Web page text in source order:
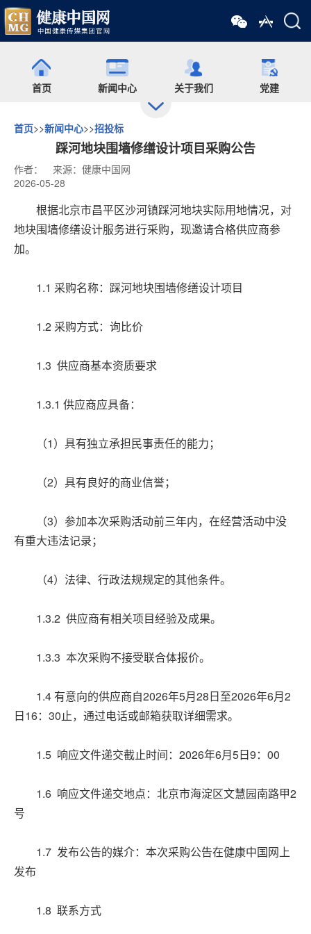
首页 新闻中心 关于我们 党建
出版 食药网
药师在线
微信矩阵
首页>>新闻中心>>招投标
踩河地块围墙修缮设计项目采购公告
作者：
来源：健康中国网
2026-05-28
根据北京市昌平区沙河镇踩河地块实际用地情况，对
地块围墙修缮设计服务进行采购，现邀请合格供应商参
加。
1.1 采购名称：踩河地块围墙修缮设计项目
1.2 采购方式：询比价
1.3 供应商基本资质要求
1.3.1 供应商应具备：
（1）具有独立承担民事责任的能力；
（2）具有良好的商业信誉；
（3）参加本次采购活动前三年内，在经营活动中没
有重大违法记录；
（4）法律、行政法规规定的其他条件。
1.3.2 供应商有相关项目经验及成果。
1.3.3 本次采购不接受联合体报价。
1.4 有意向的供应商自2026年5月28日至2026年6月2
日16：30止，通过电话或邮箱获取详细需求。
1.5 响应文件递交截止时间：2026年6月5日9：00
1.6 响应文件递交地点：北京市海淀区文慧园南路甲2
号
1.7 发布公告的媒介：本次采购公告在健康中国网上
发布
1.8 联系方式